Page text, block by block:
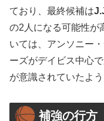
ており、最終候補は
の2人になる可能性が
いては、アンソニー
ーズがデイビス中心
が意識されていたよう
補強の行方